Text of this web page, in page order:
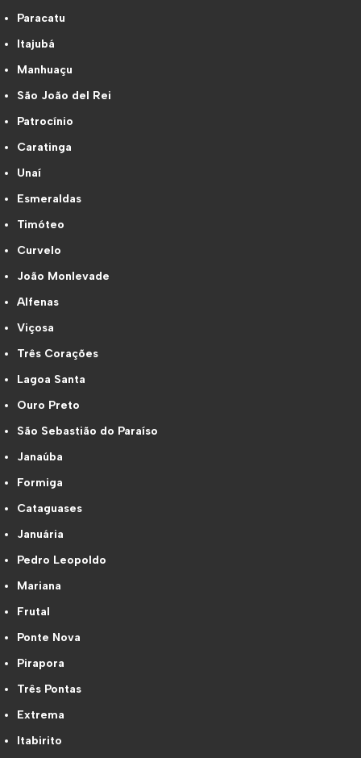
Paracatu
Itajubá
Manhuaçu
São João del Rei
Patrocínio
Caratinga
Unaí
Esmeraldas
Timóteo
Curvelo
João Monlevade
Alfenas
Viçosa
Três Corações
Lagoa Santa
Ouro Preto
São Sebastião do Paraíso
Janaúba
Formiga
Cataguases
Januária
Pedro Leopoldo
Mariana
Frutal
Ponte Nova
Pirapora
Três Pontas
Extrema
Itabirito